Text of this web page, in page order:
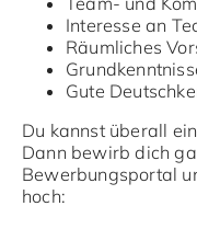
Interesse an
Räumliches
Gute
Du kannst überall
Dann bewirb dich
Bewerbungsportal
hoch: